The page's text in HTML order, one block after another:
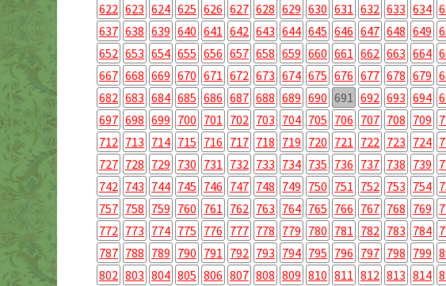
622 623 624 625 626 627 628 629 630 631 632 633 634
637 638 639 640 641 642 643 644 645 646 647 648 649
652 653 654 655 656 657 658 659 660 661 662 663 664
667 668 669 670 671 672 673 674 675 676 677 678 679
682 683 684 685 686 687 688 689 690 691 692 693 694
697 698 699 700 701 702 703 704 705 706 707 708 709
712 713 714 715 716 717 718 719 720 721 722 723 724
727 728 729 730 731 732 733 734 735 736 737 738 739
742 743 744 745 746 747 748 749 750 751 752 753 754
757 758 759 760 761 762 763 764 765 766 767 768 769
772 773 774 775 776 777 778 779 780 781 782 783 784
787 788 789 790 791 792 793 794 795 796 797 798 799
802 803 804 805 806 807 808 809 810 811 812 813 814